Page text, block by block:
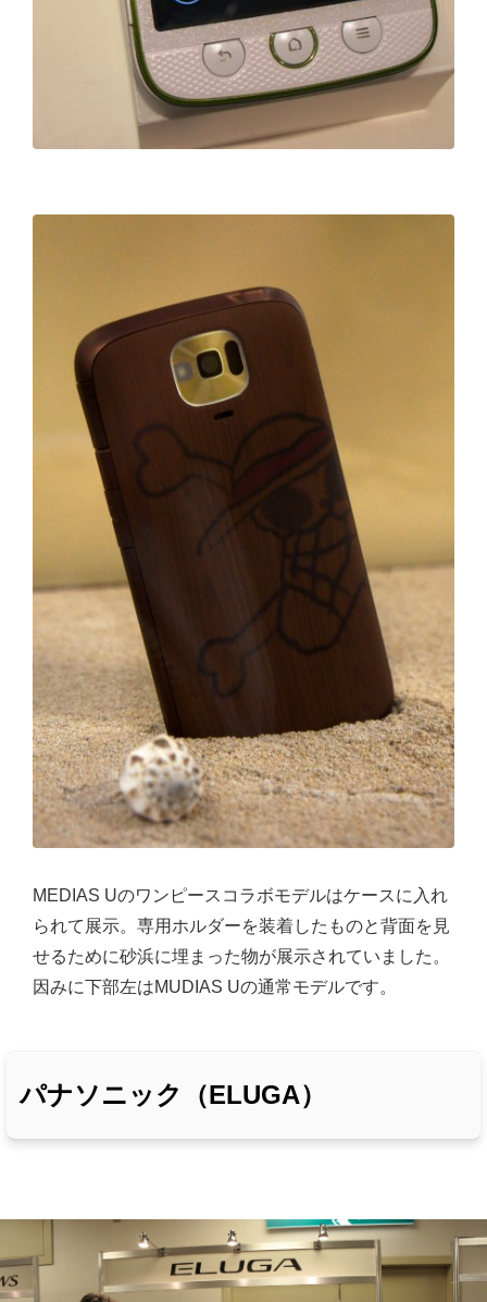
MEDIAS Uのワンピースコラボモデルはケースに入れ
られて展示。専用ホルダーを装着したものと背面を見
せるために砂浜に埋まった物が展示されていました。
因みに下部左はMUDIAS Uの通常モデルです。
パナソニック（ELUGA）